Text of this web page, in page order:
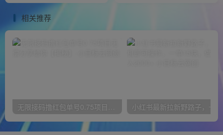
相关推荐
无限接码撸红包单号0.75项目无偿分享给你【揭秘】